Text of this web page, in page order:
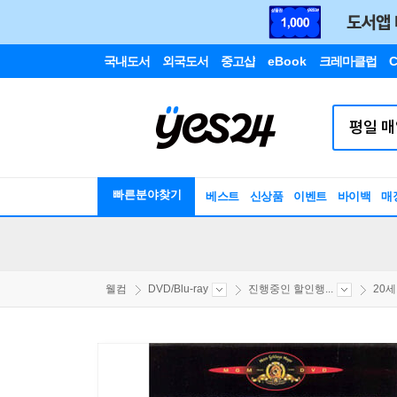
국내도서 외국도서 중고샵 eBook 크레마클럽
빠른분야찾기 베스트 신상품 이벤트 바이백 매
웰컴 DVD/Blu-ray 진행중인 할인행... 20